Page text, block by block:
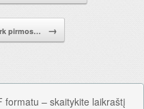
pirmos… →
formatu – skaitykite laikraštį